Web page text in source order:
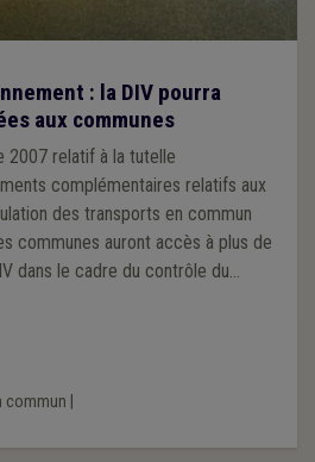
: la DIV pourra
aux communes
2007 relatif à la tutelle
complémentaires relatifs aux
des transports en commun
communes auront accès à plus de
dans le cadre du contrôle du
commun